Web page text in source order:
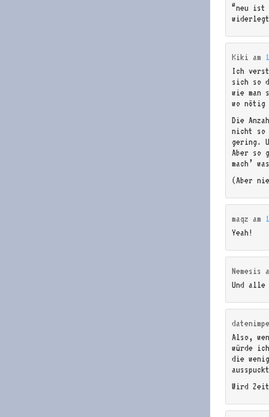
“neu ist
Kiki am
Ich
sich so
wie
wo nötig
Die
nicht so
gering.
Aber so
mach’
(Aber
maqz am
Yeah!
Nemesis
Und alle
Also,
würde
die
Wird